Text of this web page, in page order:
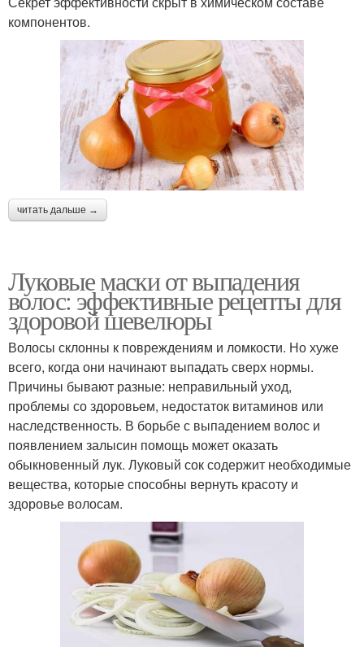
компонентов.
читать дальше →
Луковые маски от выпадения
волос: эффективные рецепты для
здоровой шевелюры
Волосы склонны к повреждениям и ломкости. Но хуже
всего, когда они начинают выпадать сверх нормы.
Причины бывают разные: неправильный уход,
проблемы со здоровьем, недостаток витаминов или
наследственность. В борьбе с выпадением волос и
появлением залысин помощь может оказать
обыкновенный лук. Луковый сок содержит необходимые
вещества, которые способны вернуть красоту и
здоровье волосам.